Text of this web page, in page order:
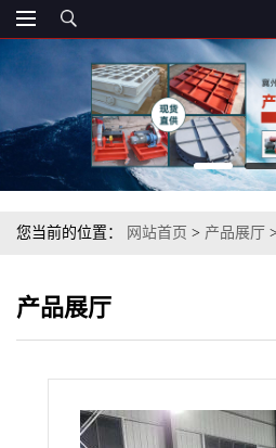
您当前的位置： 网站首页 > 产品展厅 >
产品展厅